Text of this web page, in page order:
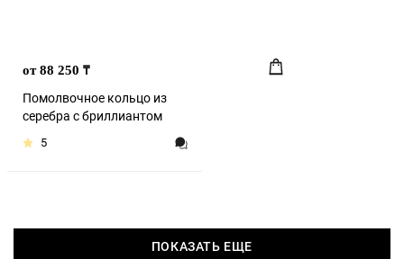
Помолвочное кольцо из
серебра с бриллиантом
от 88 250 ₸
5
ПОКАЗАТЬ ЕЩЕ